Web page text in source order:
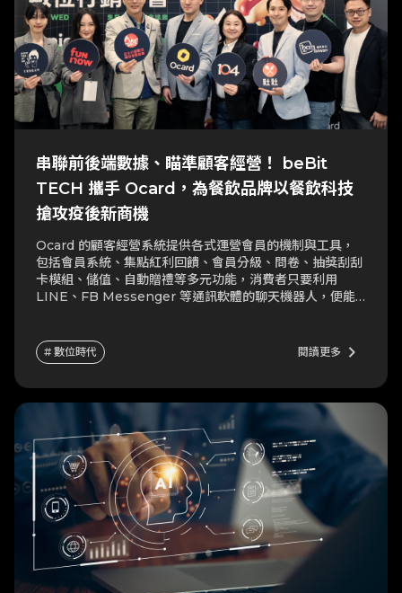
串聯前後端數據、瞄準顧客經營！ beBit
TECH 攜手 Ocard，為餐飲品牌以餐飲科技
搶攻疫後新商機
Ocard 的顧客經營系統提供各式運營會員的機制與工具，
包括會員系統、集點紅利回饋、會員分級、問卷、抽獎刮刮
卡模組、儲值、自動贈禮等多元功能，消費者只要利用
LINE、FB Messenger 等通訊軟體的聊天機器人，便能
訊，「線下的資料零碎、四散，Ocard 能協助業者用便
捷、節省人力的方式蒐羅數據，進而做出相關營運決策。
# 數位時代 閱讀更多 keyboard_arrow_right